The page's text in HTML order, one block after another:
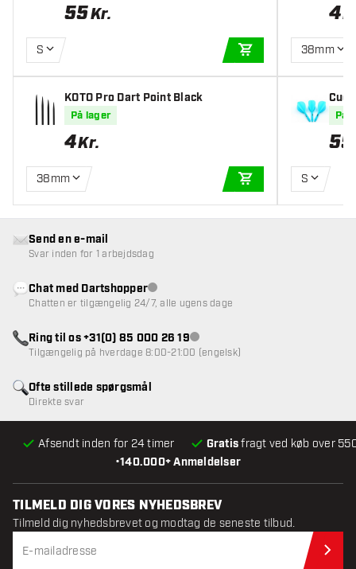
55Kr.
S
TILFØJ TIL KURV
KOTO Pro Dart Point Black
På lager
4Kr.
38mm
TILFØJ TIL KURV
4
38mm
st
På
55
S
•140.000+ Anmeldelser
Afsendt inden for 24 timer Gratisfragt ved køb over
Ofte stillede spørgsmål
Direkte svar
Send en e-mail
Svar inden for 1 arbejdsdag
Chat med DartshopperKundeservice ikke tilgængelig
Chatten er tilgængelig 24/7, alle ugens dage
Ring til os +31(0) 85 000 26 19Kundeservice ikke tilgængelig
Tilgængelig på hverdage 8:00-21:00 (engelsk)
TILMELD DIG VORES NYHEDSBREV
Tilmeld dig nyhedsbrevet og modtag de seneste tilbud.